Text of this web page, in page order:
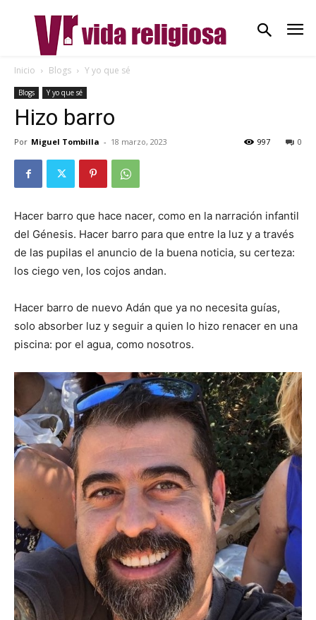
Inicio Blogs Y yo que sé
Blogs Y yo que sé
Hizo barro
Por Miguel Tombilla - 18 marzo, 2023 0
997
Hacer barro que hace nacer, como en la narración infantil
del Génesis. Hacer barro para que entre la luz y a través
de las pupilas el anuncio de la buena noticia, su certeza:
los ciego ven, los cojos andan.
Hacer barro de nuevo Adán que ya no necesita guías,
solo absorber luz y seguir a quien lo hizo renacer en una
piscina: por el agua, como nosotros.